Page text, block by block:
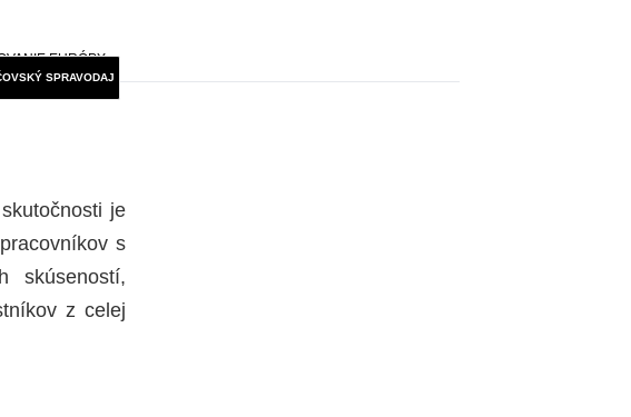
EURÓPY
SPRAVODAJ
je
s
skúseností,
z celej